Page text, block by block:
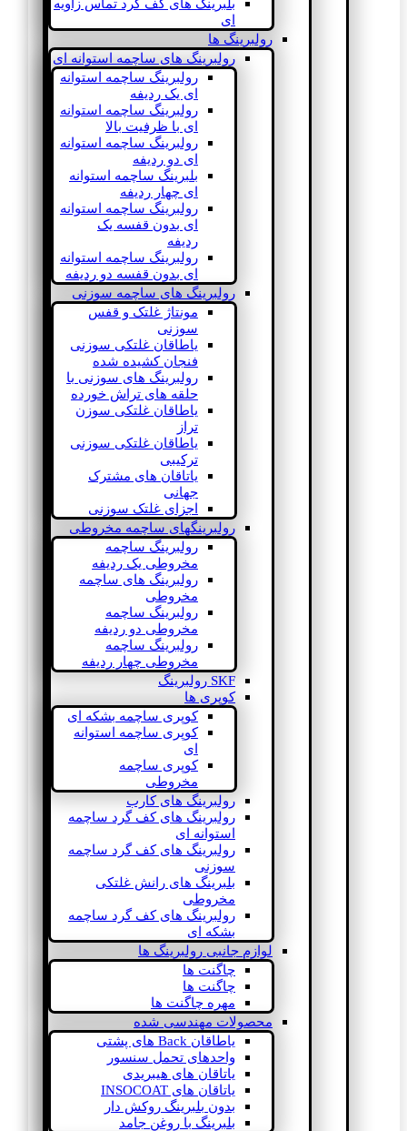
بلبرینگ های کف گرد تماس زاویه
ای
رولبرینگ ها
رولبرینگ های ساچمه استوانه ای
رولبرینگ ساچمه استوانه
ای یک ردیفه
رولبرینگ ساچمه استوانه
ای با ظرفیت بالا
رولبرینگ ساچمه استوانه
ای دو ردیفه
بلبرینگ ساچمه استوانه
ای چهار ردیفه
رولبرینگ ساچمه استوانه
ای بدون قفسه یک
ردیفه
رولبرینگ ساچمه استوانه
ای بدون قفسه دو ردیفه
رولبرینگ های ساچمه سوزنی
مونتاژ غلتک و قفس
سوزنی
یاطاقان غلتکی سوزنی
فنجان کشیده شده
رولبرینگ های سوزنی با
حلقه های تراش خورده
یاطاقان غلتکی سوزن
تراز
یاطاقان غلتکی سوزنی
ترکیبی
یاتاقان های مشترک
جهانی
اجزای غلتک سوزنی
رولبرینگهای ساچمه مخروطی
رولبرینگ ساچمه
مخروطی یک ردیفه
رولبرینگ های ساچمه
مخروطی
رولبرینگ ساچمه
مخروطی دو ردیفه
رولبرینگ ساچمه
مخروطی چهار ردیفه
SKF رولبرینگ
کوپری ها
کوپری ساچمه بشکه ای
کوپری ساچمه استوانه
ای
کوپری ساچمه
مخروطی
رولبرینگ های کارب
رولبرینگ های کف گرد ساچمه
استوانه ای
رولبرینگ های کف گرد ساچمه
سوزنی
بلبرینگ های رانش غلتکی
مخروطی
رولبرینگ های کف گرد ساچمه
بشکه ای
لوازم جانبی رولبرینگ ها
چاگنت ها
چاگنت ها
مهره چاگنت ها
محصولات مهندسی شده
یاطاقان Back های پشتی
واحدهای تحمل سنسور
یاتاقان های هیبریدی
یاتاقان های INSOCOAT
بدون بلبرینگ روکش دار
بلبرینگ با روغن جامد